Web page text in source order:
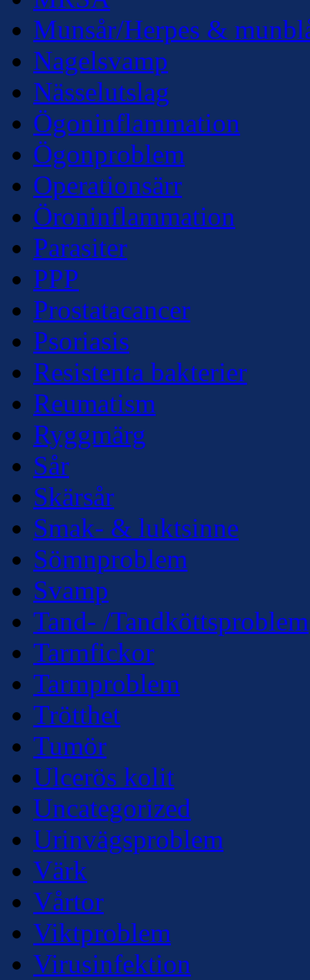
Munsår/Herpes &
Nagelsvamp
Nässelutslag
Ögoninflammation
Ögonproblem
Operationsärr
Öroninflammation
Parasiter
PPP
Prostatacancer
Psoriasis
Resistenta bakterier
Reumatism
Ryggmärg
Sår
Skärsår
Smak- & luktsinne
Sömnproblem
Svamp
Tand- /Tandköttsproblem
Tarmfickor
Tarmproblem
Trötthet
Tumör
Ulcerös kolit
Uncategorized
Urinvägsproblem
Värk
Vårtor
Viktproblem
Virusinfektion